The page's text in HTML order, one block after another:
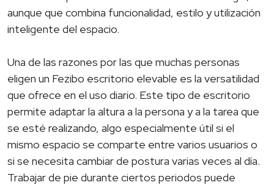
aunque que combina funcionalidad, estilo y utilización
inteligente del espacio.
Una de las razones por las que muchas personas
eligen un Fezibo escritorio elevable es la versatilidad
que ofrece en el uso diario. Este tipo de escritorio
permite adaptar la altura a la persona y a la tarea que
se esté realizando, algo especialmente útil si el
mismo espacio se comparte entre varios usuarios o
si se necesita cambiar de postura varias veces al día.
Trabajar de pie durante ciertos periodos puede